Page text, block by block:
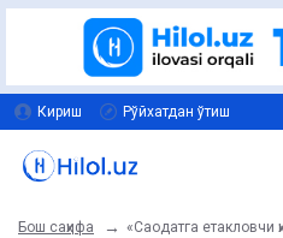
Кириш Рўйхатдан ўтиш
Бош саҳифа «Саодатга етакловчи